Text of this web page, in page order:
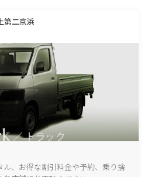
第二京浜
ル、お得な割引料金や予約、乗り捨